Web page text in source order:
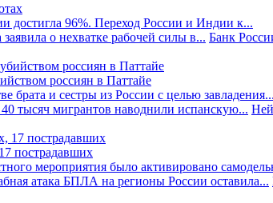
достигла 96%. Переход России и Индии к...
о нехватке рабочей силы в... Банк
россиян в Паттайе
брата и сестры из России с целью завладения...
40 тысяч мигрантов наводнили испанскую...
пострадавших
мероприятия было активировано
атака БПЛА на регионы России оставила...